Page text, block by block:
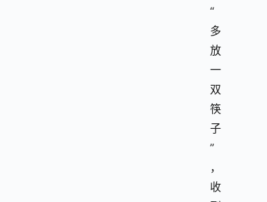
“
多
放
一
双
筷
子
”
，
收